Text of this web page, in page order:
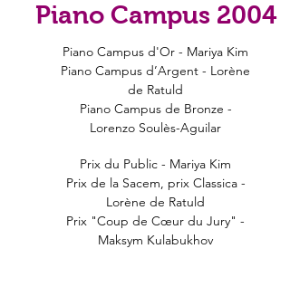
Piano Campus 2004
Piano Campus d'Or - Mariya Kim
Piano Campus d’Argent - Lorène
de Ratuld
Piano Campus de Bronze -
Lorenzo Soulès-Aguilar
Prix du Public - Mariya Kim
Prix de la Sacem, prix Classica -
Lorène de Ratuld
Prix "Coup de Cœur du Jury" -
Maksym Kulabukhov